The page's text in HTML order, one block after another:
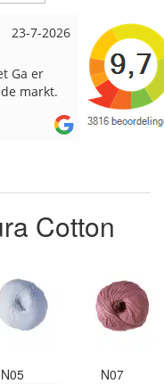
23-7-2026
Ga er
markt.
Hilde uit
Reeds
de service.
Cotton
N05 N07